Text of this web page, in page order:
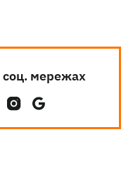
соц. мережах